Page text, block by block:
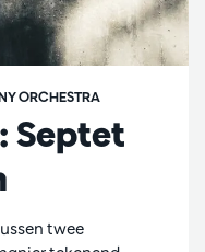
Septet
ORCHESTRA
twee